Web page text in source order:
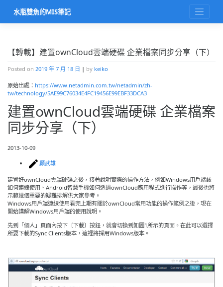
水瓶雙魚的MIS筆記
【轉載】建置ownCloud雲端硬碟 企業檔案同步分享（下）
Posted on 2019 年 7 月 18 日 | by keiko
原始出處： https://www.netadmin.com.tw/netadmin/zh-
tw/technology/5AE99C76034E4FC19456E99EBF33DCA3
建置ownCloud雲端硬碟 企業檔案
同步分享（下）
2013-10-09
顧武雄
建置好ownCloud雲端硬碟之後，接著說明實際的操作方法，例如Windows用戶端該
如何連線使用、Android智慧手機如何透過ownCloud應用程式進行操作等，最後也將
示範幾個重要的疑難排解供大家參考。
Windows用戶端連線使用看完上期有關於ownCloud常用功能的操作範例之後，現在
開始講解Windows用戶端的使用說明。
先到「個人」頁面內按下〔下載〕按鈕，就會切換到如圖1所示的頁面。在此可以選擇
所要下載的Sync Clients版本，這裡將採用Windows版本。